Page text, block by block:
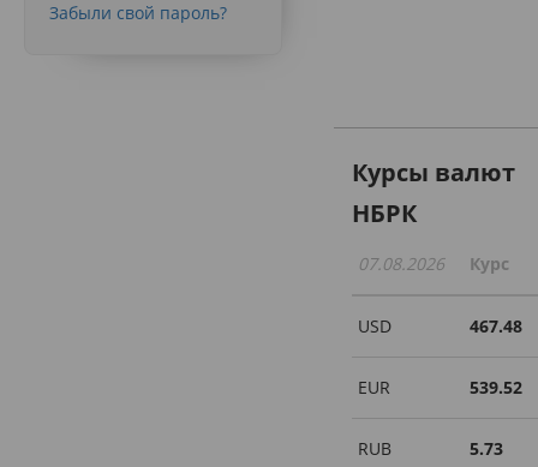
Забыли свой пароль?
Курсы валют
НБРК
07.08.2026 Курс
USD 467.48
EUR 539.52
RUB 5.73